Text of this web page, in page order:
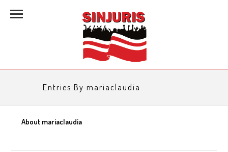
Entries By mariaclaudia
About mariaclaudia